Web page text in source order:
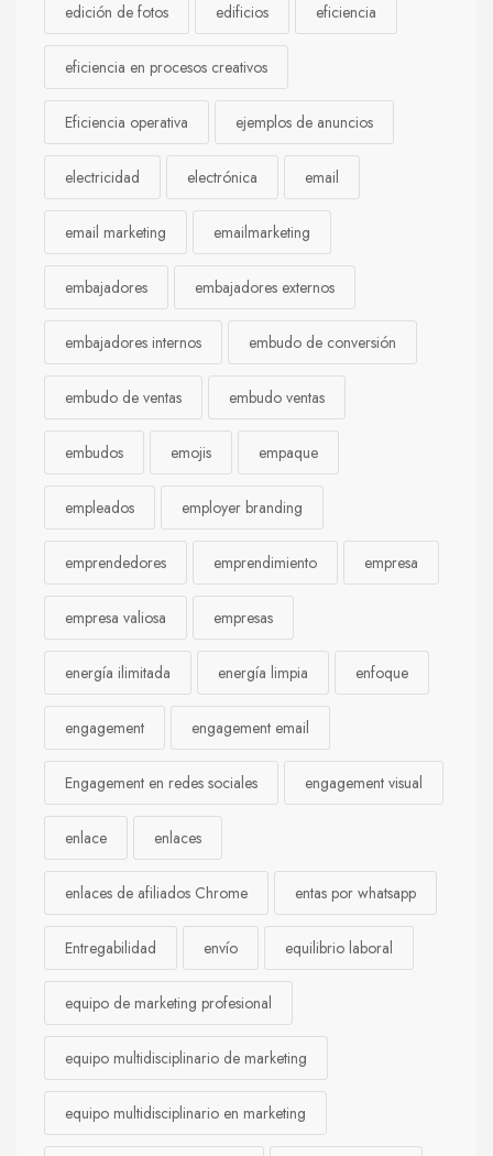
edición de fotos edificios eficiencia
eficiencia en procesos creativos
Eficiencia operativa ejemplos de anuncios
electricidad electrónica email
email marketing emailmarketing
embajadores embajadores externos
embajadores internos embudo de conversión
embudo de ventas embudo ventas
embudos emojis empaque
empleados employer branding
emprendedores emprendimiento empresa
empresa valiosa empresas
energía ilimitada energía limpia enfoque
engagement engagement email
Engagement en redes sociales engagement visual
enlace enlaces
enlaces de afiliados Chrome entas por whatsapp
Entregabilidad envío equilibrio laboral
equipo de marketing profesional
equipo multidisciplinario de marketing
equipo multidisciplinario en marketing